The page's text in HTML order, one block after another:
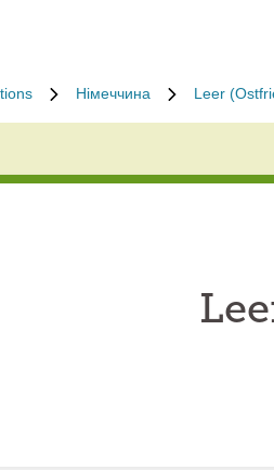
Німеччина Leer